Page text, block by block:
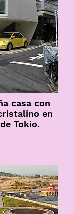
casa con
en
Tokio.